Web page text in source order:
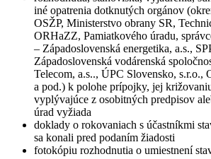
iné opatrenia dotknutých orgánov
OSŽP, Ministerstvo obrany SR,
ORHaZZ, Pamiatkového úradu,
– Západoslovenská energetika, a.s.,
Západoslovenská vodárenská
Telecom, a.s.., ÚPC Slovensko, s.r.o.,
a pod.) k polohe prípojky, jej
vyplývajúce z osobitných predpisov
úrad vyžiada
doklady o rokovaniach s účastníkmi
sa konali pred podaním žiadosti
fotokópiu rozhodnutia o umiestnení